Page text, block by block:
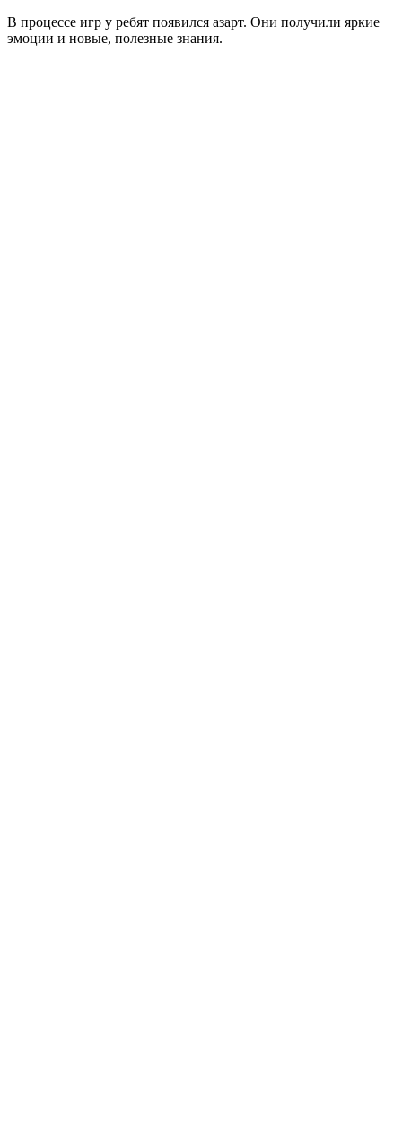
В процессе игр у ребят появился азарт. Они получили яркие
эмоции и новые, полезные знания.